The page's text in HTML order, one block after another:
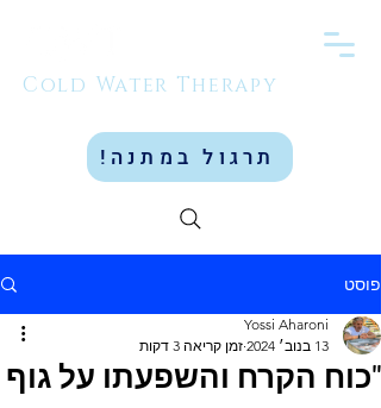
תרגול במתנה!
Cold Water Therapy
פוסט
"כוח הקרח והשפעתו על גוף
Yossi Aharoni
13 בנוב׳ 2024
זמן קריאה 3 דקות